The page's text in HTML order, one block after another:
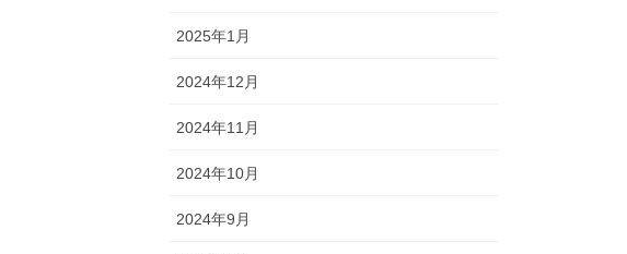
2025年1月
2024年12月
2024年11月
2024年10月
2024年9月